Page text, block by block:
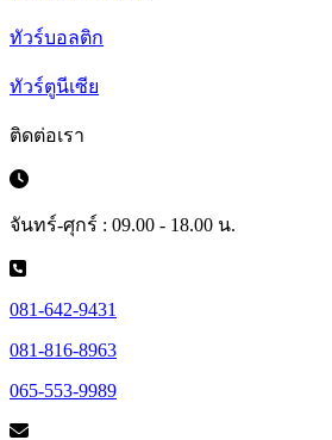
ทัวร์บอลติก
ทัวร์ตูนีเซีย
ติดต่อเรา
จันทร์-ศุกร์ : 09.00 - 18.00 น.
081-642-9431
081-816-8963
065-553-9989